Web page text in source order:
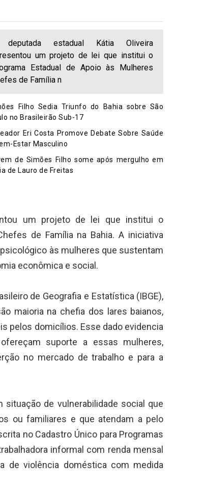
estadual Kátia Oliveira
um projeto de lei que institui o
Estadual de Apoio às Mulheres
de Família n
Filho Sedia Triunfo do Bahia sobre São
no Brasileirão Sub-17
Eri Costa Promove Debate Sobre Saúde
Estar Masculino
de Simões Filho some após mergulho em
de Lauro de Freitas
um projeto de lei que institui o
de Família na Bahia. A iniciativa
às mulheres que sustentam
econômica e social.
de Geografia e Estatística (IBGE),
maioria na chefia dos lares baianos,
pelos domicílios. Esse dado evidencia
suporte a essas mulheres,
no mercado de trabalho e para a
de vulnerabilidade social que
ou familiares e que atendam a pelo
no Cadastro Único para Programas
informal com renda mensal
de violência doméstica com medida